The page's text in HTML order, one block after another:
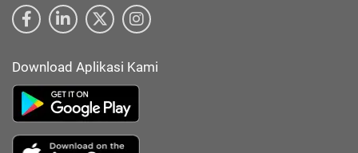
Download Aplikasi Kami